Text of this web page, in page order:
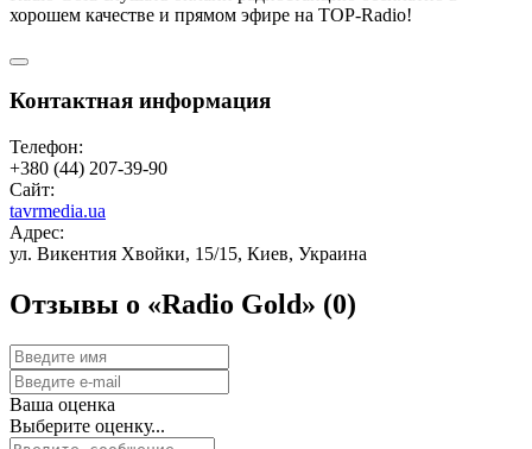
хорошем качестве и прямом эфире на TOP-Radio!
Контактная информация
Телефон:
+380 (44) 207-39-90
Сайт:
tavrmedia.ua
Адрес:
ул. Викентия Хвойки, 15/15, Киев, Украина
Отзывы о «Radio Gold» (0)
Ваша оценка
Выберите оценку...